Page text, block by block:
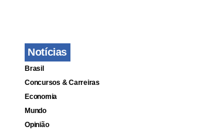
Notícias
Brasil
Concursos & Carreiras
Economia
Mundo
Opinião